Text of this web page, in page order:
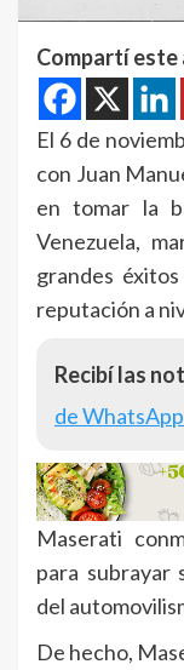
Compartí
El 6 de
con Juan
en tomar la
Venezuela,
grandes
reputación a
Recibí las
de
Maserati
para subrayar
del
De hecho,